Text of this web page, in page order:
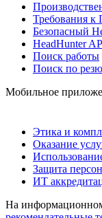
Требования к
Безопасный
HeadHunter
Поиск работы
Поиск по
Мобильное
Этика и
Оказание
Защита
ИТ
На